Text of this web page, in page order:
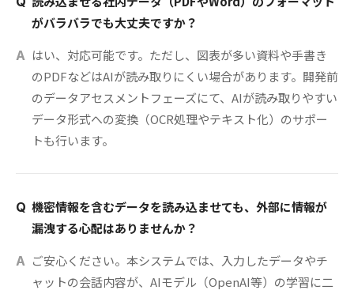
がバラバラでも大丈夫ですか？
A はい、対応可能です。ただし、図表が多い資料や手書き
のPDFなどはAIが読み取りにくい場合があります。開発前
のデータアセスメントフェーズにて、AIが読み取りやすい
データ形式への変換（OCR処理やテキスト化）のサポー
トも行います。
Q 機密情報を含むデータを読み込ませても、外部に情報が
漏洩する心配はありませんか？
A ご安心ください。本システムでは、入力したデータやチ
ャットの会話内容が、AIモデル（OpenAI等）の学習に二